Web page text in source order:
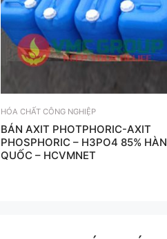
HÓA CHẤT CÔNG NGHIỆP
BÁN AXIT PHOTPHORIC-AXIT
PHOSPHORIC – H3PO4 85% HÀN
QUỐC – HCVMNET